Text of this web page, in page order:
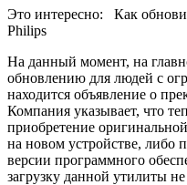
Это интересно:
Как
Philips
На данный момент, на
обновлению для людей с
находится объявление о
Компания указывает, что
приобретение
на новом устройстве, либо
версии программного
загрузку данной утилиты не